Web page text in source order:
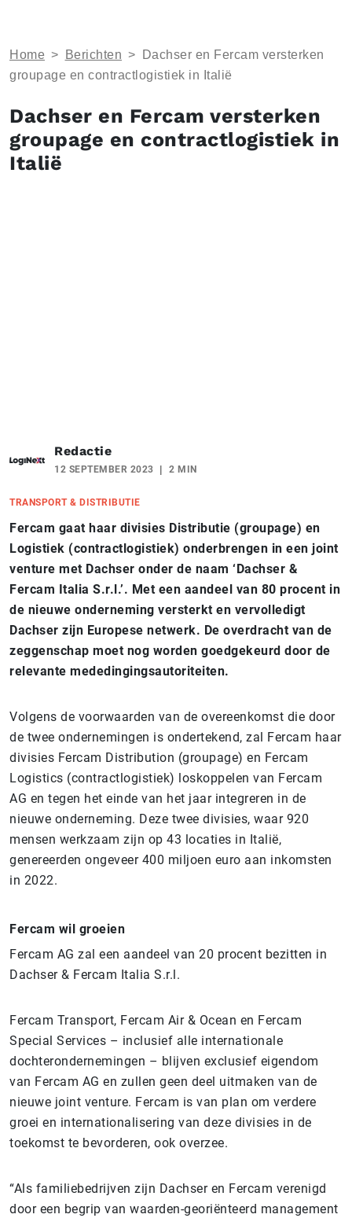
Home > Berichten >
Dachser en Fercam versterken
groupage en contractlogistiek in Italië
Dachser en Fercam versterken
groupage en contractlogistiek in
Italië
Redactie
12 SEPTEMBER 2023 2 MIN
TRANSPORT & DISTRIBUTIE
Fercam gaat haar divisies Distributie (groupage) en
Logistiek (contractlogistiek) onderbrengen in een joint
venture met Dachser onder de naam ‘Dachser &
Fercam Italia S.r.l.’. Met een aandeel van 80 procent in
de nieuwe onderneming versterkt en vervolledigt
Dachser zijn Europese netwerk. De overdracht van de
zeggenschap moet nog worden goedgekeurd door de
relevante mededingingsautoriteiten.
Volgens de voorwaarden van de overeenkomst die door
de twee ondernemingen is ondertekend, zal Fercam haar
divisies Fercam Distribution (groupage) en Fercam
Logistics (contractlogistiek) loskoppelen van Fercam
AG en tegen het einde van het jaar integreren in de
nieuwe onderneming. Deze twee divisies, waar 920
mensen werkzaam zijn op 43 locaties in Italië,
genereerden ongeveer 400 miljoen euro aan inkomsten
in 2022.
Fercam wil groeien
Fercam AG zal een aandeel van 20 procent bezitten in
Dachser & Fercam Italia S.r.l.
Fercam Transport, Fercam Air & Ocean en Fercam
Special Services – inclusief alle internationale
dochterondernemingen – blijven exclusief eigendom
van Fercam AG en zullen geen deel uitmaken van de
nieuwe joint venture. Fercam is van plan om verdere
groei en internationalisering van deze divisies in de
toekomst te bevorderen, ook overzee.
“Als familiebedrijven zijn Dachser en Fercam verenigd
door een begrip van waarden-georiënteerd management